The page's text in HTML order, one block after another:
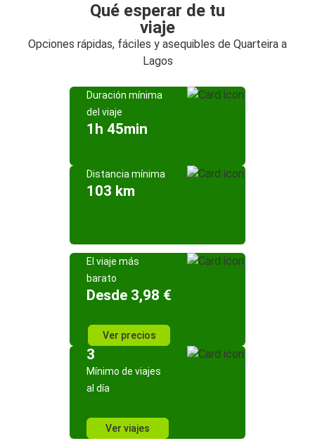
Qué esperar de tu
viaje
Opciones rápidas, fáciles y asequibles de Quarteira a
Lagos
Duración mínima
del viaje
1h 45min
Distancia mínima
103 km
El viaje más
barato
Desde 3,98 €
Ver precios
3
Mínimo de viajes
al día
Ver viajes